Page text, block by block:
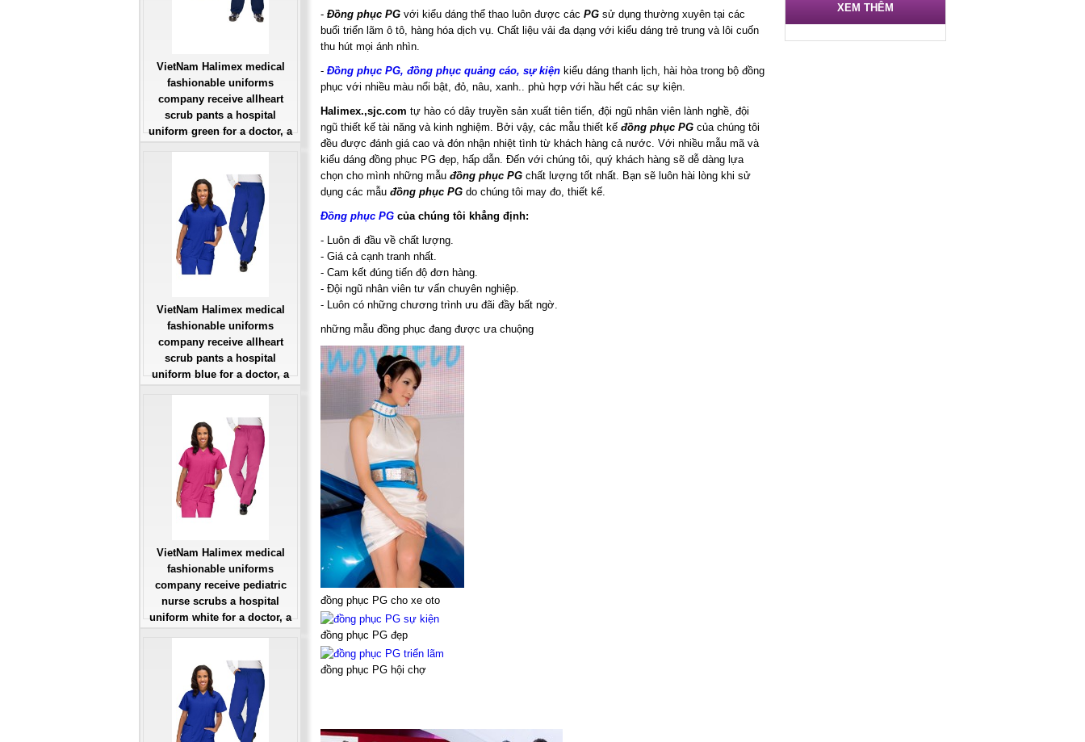
- Đồng phục PG với kiểu dáng thể thao luôn được các PG sử dụng thường xuyên tại các
buổi triển lãm ô tô, hàng hóa dịch vụ. Chất liệu vải đa dạng với kiểu dáng trẻ trung và lôi cuốn
thu hút mọi ánh nhìn.
- Đồng phục PG, đồng phục quảng cáo, sự kiện kiểu dáng thanh lịch, hài hòa trong bộ đồng
phục với nhiều màu nổi bật, đỏ, nâu, xanh.. phù hợp với hầu hết các sự kiện.
Halimex.,sjc.com tự hào có dây truyền sản xuất tiên tiến, đội ngũ nhân viên lành nghề, đội
ngũ thiết kế tài năng và kinh nghiệm. Bởi vậy, các mẫu thiết kế đồng phục PG của chúng tôi
đều được đánh giá cao và đón nhận nhiệt tình từ khách hàng cả nước. Với nhiều mẫu mã và
kiểu dáng đồng phục PG đẹp, hấp dẫn. Đến với chúng tôi, quý khách hàng sẽ dễ dàng lựa
chọn cho mình những mẫu đồng phục PG chất lượng tốt nhất. Bạn sẽ luôn hài lòng khi sử
dụng các mẫu đồng phục PG do chúng tôi may đo, thiết kế.
Đồng phục PG của chúng tôi khẳng định:
- Luôn đi đầu về chất lượng.
- Giá cả cạnh tranh nhất.
- Cam kết đúng tiến độ đơn hàng.
- Đội ngũ nhân viên tư vấn chuyên nghiệp.
- Luôn có những chương trình ưu đãi đầy bất ngờ.
những mẫu đồng phục đang được ưa chuộng
đồng phục PG cho xe oto
đồng phục PG đẹp
đồng phục PG hội chợ
VietNam Halimex medical
fashionable uniforms
company receive allheart
scrub pants a hospital
uniform green for a doctor, a
Giá: Liên Hệ
Đặt hàng
VietNam Halimex medical
fashionable uniforms
company receive allheart
scrub pants a hospital
uniform blue for a doctor, a
Giá: Liên Hệ
Đặt hàng
VietNam Halimex medical
fashionable uniforms
company receive pediatric
nurse scrubs a hospital
uniform white for a doctor, a
Giá: Liên Hệ
Đặt hàng
XEM THÊM